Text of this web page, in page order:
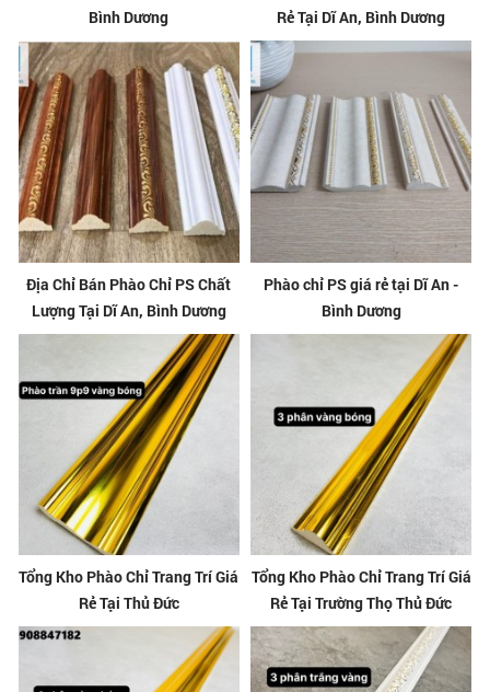
Bình Dương
Rẻ Tại Dĩ An, Bình Dương
Địa Chỉ Bán Phào Chỉ PS Chất
Lượng Tại Dĩ An, Bình Dương
Phào chỉ PS giá rẻ tại Dĩ An -
Bình Dương
Tổng Kho Phào Chỉ Trang Trí Giá
Rẻ Tại Thủ Đức
Tổng Kho Phào Chỉ Trang Trí Giá
Rẻ Tại Trường Thọ Thủ Đức